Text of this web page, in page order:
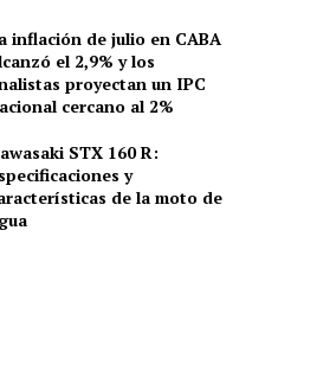
inflación de julio en CABA
el 2,9% y los
proyectan un IPC
cercano al 2%
STX 160 R:
y
de la moto de